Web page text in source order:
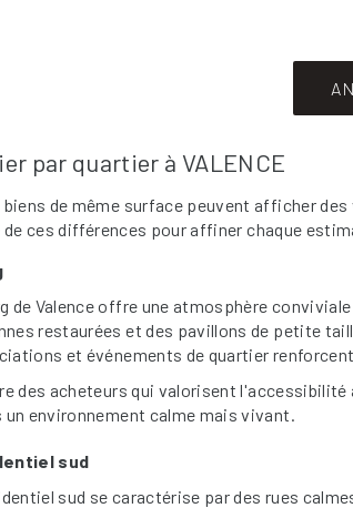
par quartier à VALENCE
biens de même surface peuvent afficher
ces différences pour affiner chaque
de Valence offre une atmosphère
restaurées et des pavillons de petite
et événements de quartier
des acheteurs qui valorisent
un environnement calme mais vivant.
sud
sud se caractérise par des rues